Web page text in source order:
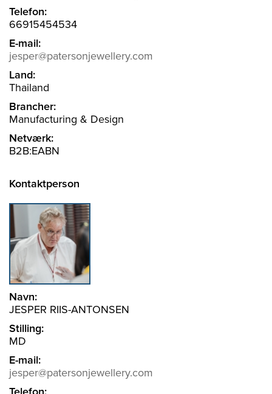
Telefon:
66915454534
E-mail:
jesper@patersonjewellery.com
Land:
Thailand
Brancher:
Manufacturing & Design
Netværk:
B2B:EABN
Kontaktperson
Navn:
JESPER RIIS-ANTONSEN
Stilling:
MD
E-mail:
jesper@patersonjewellery.com